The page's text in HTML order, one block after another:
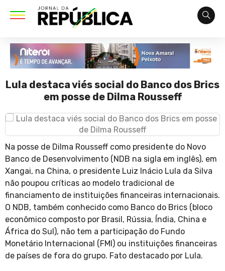
Lula destaca viés social do Banco dos Brics
em posse de Dilma Rousseff
Na posse de Dilma Rousseff como presidente do Novo
Banco de Desenvolvimento (NDB na sigla em inglês), em
Xangai, na China, o presidente Luiz Inácio Lula da Silva
não poupou críticas ao modelo tradicional de
financiamento de instituições financeiras internacionais.
O NDB, também conhecido como Banco do Brics (bloco
econômico composto por Brasil, Rússia, Índia, China e
África do Sul), não tem a participação do Fundo
Monetário Internacional (FMI) ou instituições financeiras
de países de fora do grupo. Fato destacado por Lula.